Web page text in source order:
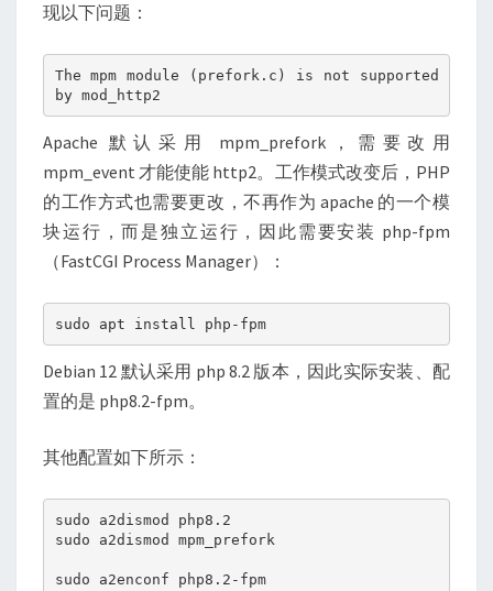
现以下问题：
The mpm module (prefork.c) is not supported
by mod_http2
Apache 默认采用 mpm_prefork，需要改用
mpm_event 才能使能 http2。工作模式改变后，PHP
的工作方式也需要更改，不再作为 apache 的一个模
块运行，而是独立运行，因此需要安装 php-fpm
（FastCGI Process Manager）：
sudo apt install php-fpm
Debian 12 默认采用 php 8.2 版本，因此实际安装、配
置的是 php8.2-fpm。
其他配置如下所示：
sudo a2dismod php8.2
sudo a2dismod mpm_prefork
sudo a2enconf php8.2-fpm